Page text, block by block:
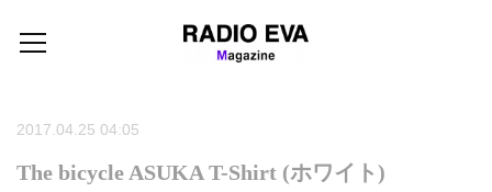
2017.04.25 04:05
The bicycle ASUKA T-Shirt (ホワイト)